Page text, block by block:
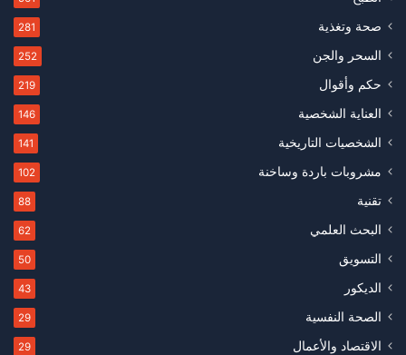
صحة وتغذية 281
السحر والجن 252
حكم وأقوال 219
العناية الشخصية 146
الشخصيات التاريخية 141
مشروبات باردة وساخنة 102
تقنية 88
البحث العلمي 62
التسويق 50
الديكور 43
الصحة النفسية 29
الاقتصاد والأعمال 29